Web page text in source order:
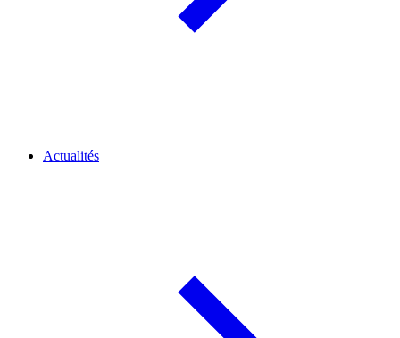
Actualités